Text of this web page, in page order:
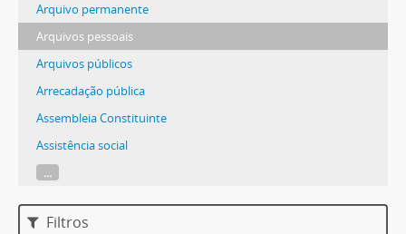
Arquivo permanente
Arquivos pessoais
Arquivos públicos
Arrecadação pública
Assembleia Constituinte
Assistência social
...
Filtros